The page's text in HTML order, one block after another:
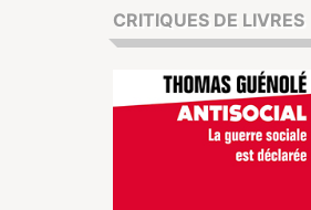
CRITIQUES DE LIVRES